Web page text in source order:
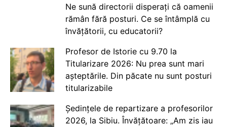
Ne sună directorii disperați că oamenii
rămân fără posturi. Ce se întâmplă cu
învățătorii, cu educatorii?
Profesor de Istorie cu 9.70 la
Titularizare 2026: Nu prea sunt mari
așteptările. Din păcate nu sunt posturi
titularizabile
Ședințele de repartizare a profesorilor
2026, la Sibiu. Învățătoare: „Am zis iau